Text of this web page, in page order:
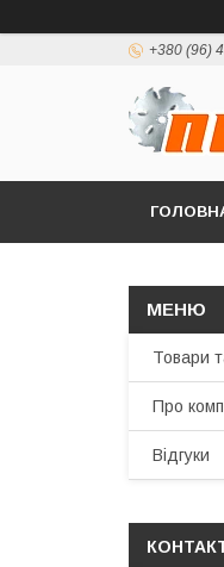
+380 (96)
Товари
Про
Відгуки